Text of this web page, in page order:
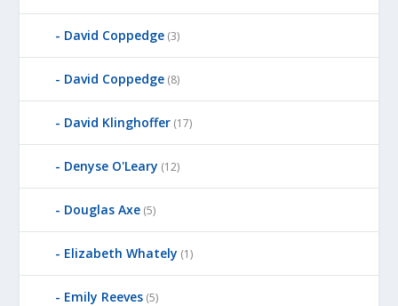
David Coppedge (3)
David Coppedge (8)
David Klinghoffer (17)
Denyse O'Leary (12)
Douglas Axe (5)
Elizabeth Whately (1)
Emily Reeves (5)